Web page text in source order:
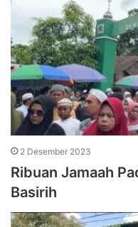
2 Desember 2023
Ribuan Jamaah
Basirih